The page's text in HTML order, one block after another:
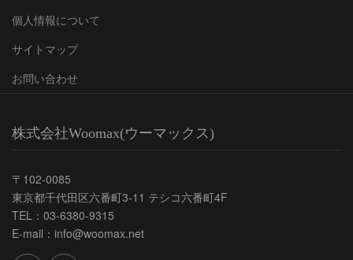
個人情報について
サイトマップ
お問い合わせ
株式会社Woomax(ウーマックス)
〒102-0085
東京都千代田区六番町3-11 テシコ六番町4F
TEL：03-6380-9315
E-mail：info@woomax.net